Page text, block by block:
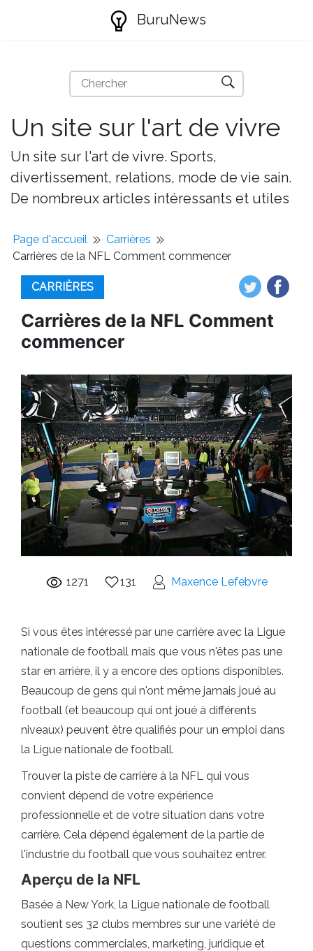
BuruNews
Un site sur l'art de vivre
Un site sur l'art de vivre. Sports,
divertissement, relations, mode de vie sain.
De nombreux articles intéressants et utiles
Page d'accueil
Carrières
Carrières de la NFL Comment commencer
CARRIÈRES
Carrières de la NFL Comment
commencer
1271 131 Maxence Lefebvre
Si vous êtes intéressé par une carrière avec la Ligue
nationale de football mais que vous n'êtes pas une
star en arrière, il y a encore des options disponibles.
Beaucoup de gens qui n'ont même jamais joué au
football (et beaucoup qui ont joué à différents
niveaux) peuvent être qualifiés pour un emploi dans
la Ligue nationale de football.
Trouver la piste de carrière à la NFL qui vous
convient dépend de votre expérience
professionnelle et de votre situation dans votre
carrière. Cela dépend également de la partie de
l'industrie du football que vous souhaitez entrer.
Aperçu de la NFL
Basée à New York, la Ligue nationale de football
soutient ses 32 clubs membres sur une variété de
questions commerciales, marketing, juridique et